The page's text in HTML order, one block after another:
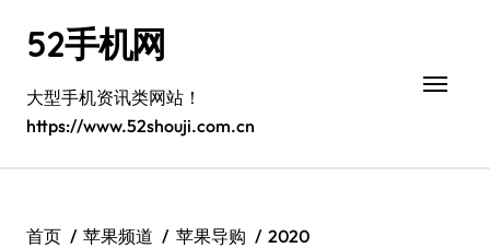
52手机网
大型手机资讯类网站！
https://www.52shouji.com.cn
首页 苹果频道 苹果导购
2020